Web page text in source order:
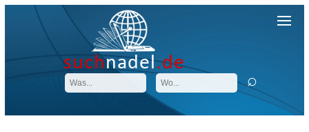
suchnadel.de